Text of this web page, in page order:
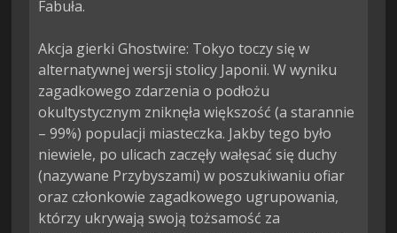
Fabuła.
Akcja gierki Ghostwire: Tokyo toczy się w
alternatywnej wersji stolicy Japonii. W wyniku
zagadkowego zdarzenia o podłożu
okultystycznym zniknęła większość (a starannie
– 99%) populacji miasteczka. Jakby tego było
niewiele, po ulicach zaczęły wałęsać się duchy
(nazywane Przybyszami) w poszukiwaniu ofiar
oraz członkowie zagadkowego ugrupowania,
którzy ukrywają swoją tożsamość za